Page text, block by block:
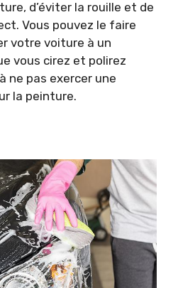
d’éviter la rouille et de
Vous pouvez le faire
votre voiture à un
vous cirez et polirez
ne pas exercer une
la peinture.